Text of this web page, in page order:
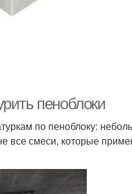
пеноблоки
по пеноблоку:
все смеси, которые